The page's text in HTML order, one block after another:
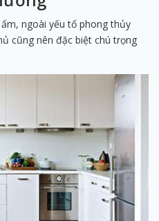
ngoài yếu tố phong thủy
cũng nên đặc biệt chú trọng